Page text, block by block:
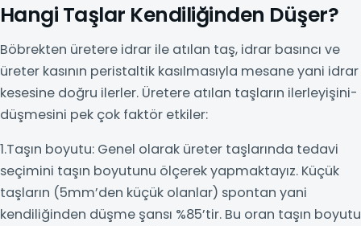
Hangi Taşlar Kendiliğinden Düşer?
Böbrekten üretere idrar ile atılan taş, idrar basıncı ve
üreter kasının peristaltik kasılmasıyla mesane yani idrar
kesesine doğru ilerler. Üretere atılan taşların ilerleyişini-
düşmesini pek çok faktör etkiler:
1.Taşın boyutu: Genel olarak üreter taşlarında tedavi
seçimini taşın boyutunu ölçerek yapmaktayız. Küçük
taşların (5mm’den küçük olanlar) spontan yani
kendiliğinden düşme şansı %85’tir. Bu oran taşın boyutu